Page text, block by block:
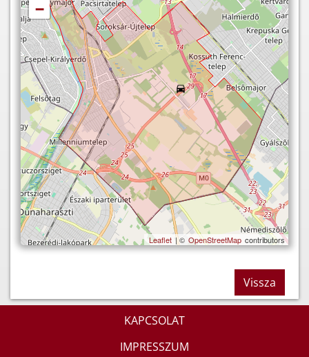
−
Leaflet | © OpenStreetMap contributors
Vissza
KAPCSOLAT
IMPRESSZUM